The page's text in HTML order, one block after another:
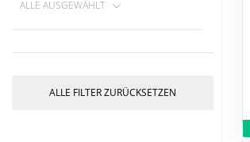
ALLE AUSGEWÄHLT
ALLE FILTER ZURÜCKSETZEN